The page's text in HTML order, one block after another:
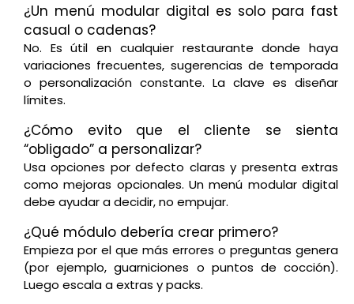
¿Un menú modular digital es solo para fast
casual o cadenas?
No. Es útil en cualquier restaurante donde haya
variaciones frecuentes, sugerencias de temporada
o personalización constante. La clave es diseñar
límites.
¿Cómo evito que el cliente se sienta
“obligado” a personalizar?
Usa opciones por defecto claras y presenta extras
como mejoras opcionales. Un menú modular digital
debe ayudar a decidir, no empujar.
¿Qué módulo debería crear primero?
Empieza por el que más errores o preguntas genera
(por ejemplo, guarniciones o puntos de cocción).
Luego escala a extras y packs.